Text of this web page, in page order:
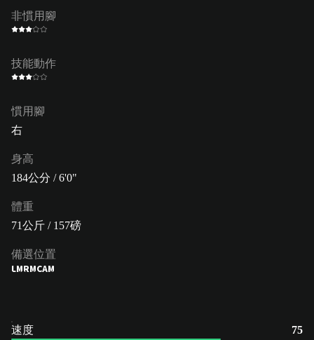
非慣用腳
技能動作
慣用腳
右
身高
184公分 / 6'0"
體重
71公斤 / 157磅
備選位置
LMRMCAM
速度
75